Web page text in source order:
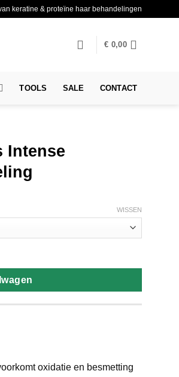
keratine & proteïne haar behandelingen
€ 0,00
TOOLS SALE CONTACT
Intense
WISSEN
aantal
oxidatie en besmetting